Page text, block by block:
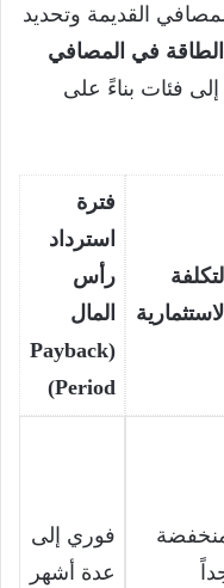
القديمة وتحديد
في المصافي
فئات بناءً على
التكلفة
الاستثمارية
فترة
استرداد
رأس
المال
(Payback
Period)
فوري إلى
عدة أشهر